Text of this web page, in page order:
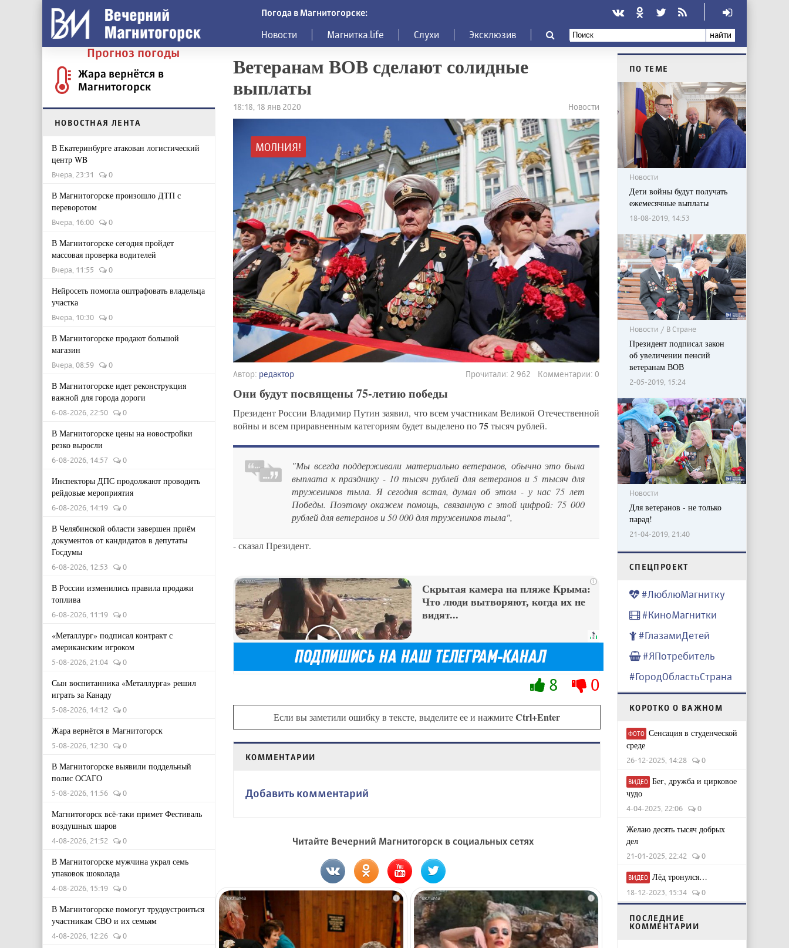
Погода в Магнитогорске:
Новости Магнитка.life Слухи Эксклюзив найти
Прогноз погоды
Жара вернётся в
Магнитогорск
НОВОСТНАЯ ЛЕНТА
В Екатеринбурге атакован логистический
центр WB
Вчера, 23:31 0
В Магнитогорске произошло ДТП с
переворотом
Вчера, 16:00 0
В Магнитогорске сегодня пройдет
массовая проверка водителей
Вчера, 11:55 0
Нейросеть помогла оштрафовать владельца
участка
Вчера, 10:30 0
В Магнитогорске продают большой
магазин
Вчера, 08:59 0
В Магнитогорске идет реконструкция
важной для города дороги
6-08-2026, 22:50 0
В Магнитогорске цены на новостройки
резко выросли
6-08-2026, 14:57 0
Инспекторы ДПС продолжают проводить
рейдовые мероприятия
6-08-2026, 14:19 0
В Челябинской области завершен приём
документов от кандидатов в депутаты
Госдумы
6-08-2026, 12:53 0
В России изменились правила продажи
топлива
6-08-2026, 11:19 0
«Металлург» подписал контракт с
американским игроком
5-08-2026, 21:04 0
Сын воспитанника «Металлурга» решил
играть за Канаду
5-08-2026, 14:12 0
Жара вернётся в Магнитогорск
5-08-2026, 12:30 0
В Магнитогорске выявили поддельный
полис ОСАГО
5-08-2026, 11:56 0
Магнитогорск всё-таки примет Фестиваль
воздушных шаров
4-08-2026, 21:52 0
В Магнитогорске мужчина украл семь
упаковок шоколада
4-08-2026, 15:19 0
В Магнитогорске помогут трудоустроиться
участникам СВО и их семьям
4-08-2026, 12:26 0
Ветеранам ВОВ сделают солидные
выплаты
18:18, 18 янв 2020 Новости
МОЛНИЯ!
Автор: редактор Прочитали: 2 962 Комментарии: 0
Они будут посвящены 75-летию победы
Президент России Владимир Путин заявил, что всем участникам Великой Отечественной
войны и всем приравненным категориям будет выделено по75тысяч рублей.
"Мы всегда поддерживали материально ветеранов, обычно это была
выплата к празднику - 10 тысяч рублей для ветеранов и 5 тысяч для
тружеников тыла. Я сегодня встал, думал об этом - у нас 75 лет
Победы. Поэтому окажем помощь, связанную с этой цифрой: 75 000
рублей для ветеранов и 50 000 для тружеников тыла",
- сказал Президент.
i
Скрытая камера на пляже Крыма:
Что люди вытворяют, когда их не
видят...
8 0
Если вы заметили ошибку в тексте, выделите ее и нажмитеCtrl+Enter
КОММЕНТАРИИ
Добавить комментарий
Читайте Вечерний Магнитогорск в социальных сетях
i i
ПО ТЕМЕ
Новости
Дети войны будут получать
ежемесячные выплаты
18-08-2019, 14:53
Новости / В Стране
Президент подписал закон
об увеличении пенсий
ветеранам ВОВ
2-05-2019, 15:24
Новости
Для ветеранов - не только
парад!
21-04-2019, 21:40
CПЕЦПРОЕКТ
#ЛюблюМагнитку
#КиноМагнитки
#ГлазамиДетей
#ЯПотребитель
#ГородОбластьСтрана
КОРОТКО О ВАЖНОМ
ФОТО Сенсация в студенческой
среде
26-12-2025, 14:28 0
ВИДЕО Бег, дружба и цирковое
чудо
4-04-2025, 22:06 0
Желаю десять тысяч добрых
дел
21-01-2025, 22:42 0
ВИДЕО Лёд тронулся…
18-12-2023, 15:34 0
ПОСЛЕДНИЕ
КОММЕНТАРИИ